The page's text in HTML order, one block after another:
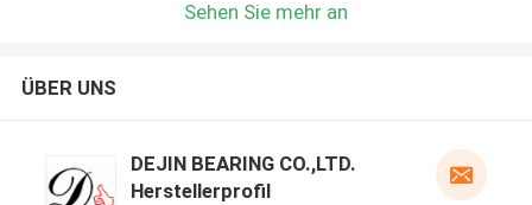
Sehen Sie mehr an
ÜBER UNS
DEJIN BEARING CO.,LTD.
Herstellerprofil